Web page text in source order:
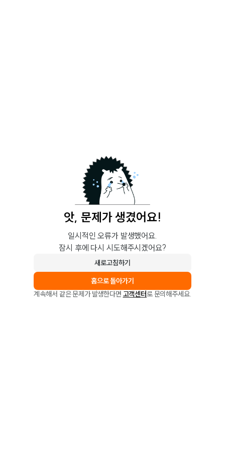
앗, 문제가 생겼어요!
일시적인 오류가 발생했어요.
잠시 후에 다시 시도해주시겠어요?
새로고침하기
홈으로 돌아가기
계속해서 같은 문제가 발생한다면 고객센터로 문의해주세요.